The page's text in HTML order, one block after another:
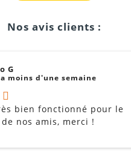
Nos avis clients :
G
moins d'une semaine
bien fonctionné pour le
nos amis, merci !